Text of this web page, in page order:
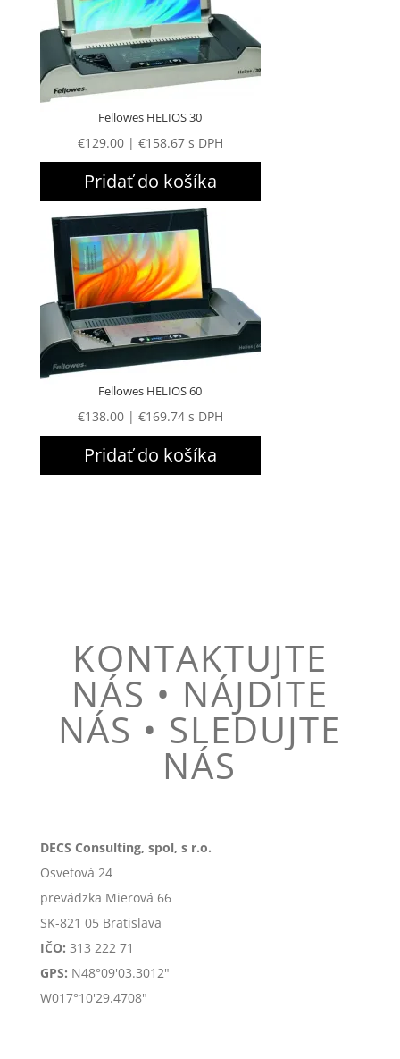
Fellowes HELIOS 30
€129.00 | €158.67s DPH
Pridať do košíka
Fellowes HELIOS 60
€138.00 | €169.74s DPH
Pridať do košíka
KONTAKTUJTE
NÁS • NÁJDITE
NÁS • SLEDUJTE
NÁS
DECS Consulting, spol, s r.o.
Osvetová 24
prevádzka Mierová 66
SK-821 05 Bratislava
IČO: 313 222 71
GPS: N48°09'03.3012"
W017°10'29.4708"